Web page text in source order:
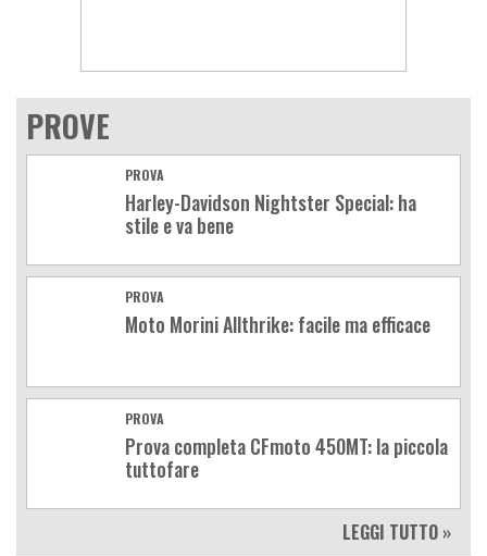
PROVE
PROVA
Harley-Davidson Nightster Special: ha
stile e va bene
PROVA
Moto Morini Allthrike: facile ma efficace
PROVA
Prova completa CFmoto 450MT: la piccola
tuttofare
LEGGI TUTTO »